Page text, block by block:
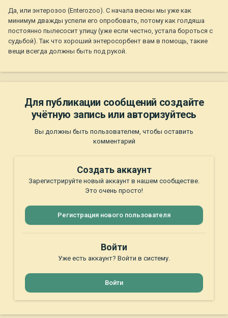
Да, или энтерозоо (Enterozoo). С начала весны мы уже как
минимум дважды успели его опробовать, потому как голдяша
постоянно пылесосит улицу (уже если честно, устала бороться с
судьбой). Так что хороший энтеросорбент вам в помощь, такие
вещи всегда должны быть под рукой.
Для публикации сообщений создайте
учётную запись или авторизуйтесь
Вы должны быть пользователем, чтобы оставить
комментарий
Создать аккаунт
Зарегистрируйте новый аккаунт в нашем сообществе.
Это очень просто!
Регистрация нового пользователя
Войти
Уже есть аккаунт? Войти в систему.
Войти